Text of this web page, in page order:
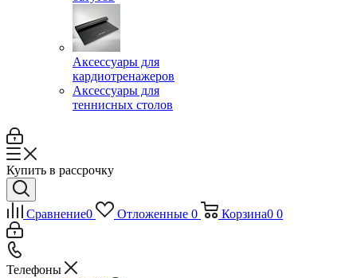
Аксессуары для
кардиотренажеров
Аксессуары для
теннисных столов
Купить в рассрочку
Сравнение0 Отложенные 0 Корзина0 0
Телефоны